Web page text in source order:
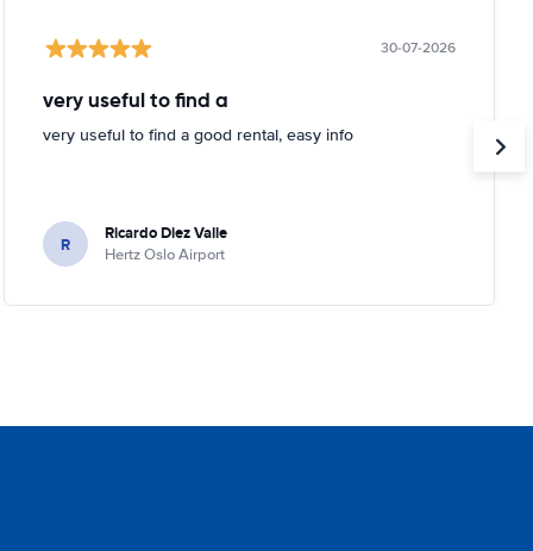
30-07-2026
very useful to find a
very useful to find a good rental, easy info
R Ricardo Diez Valle
Hertz Oslo Airport